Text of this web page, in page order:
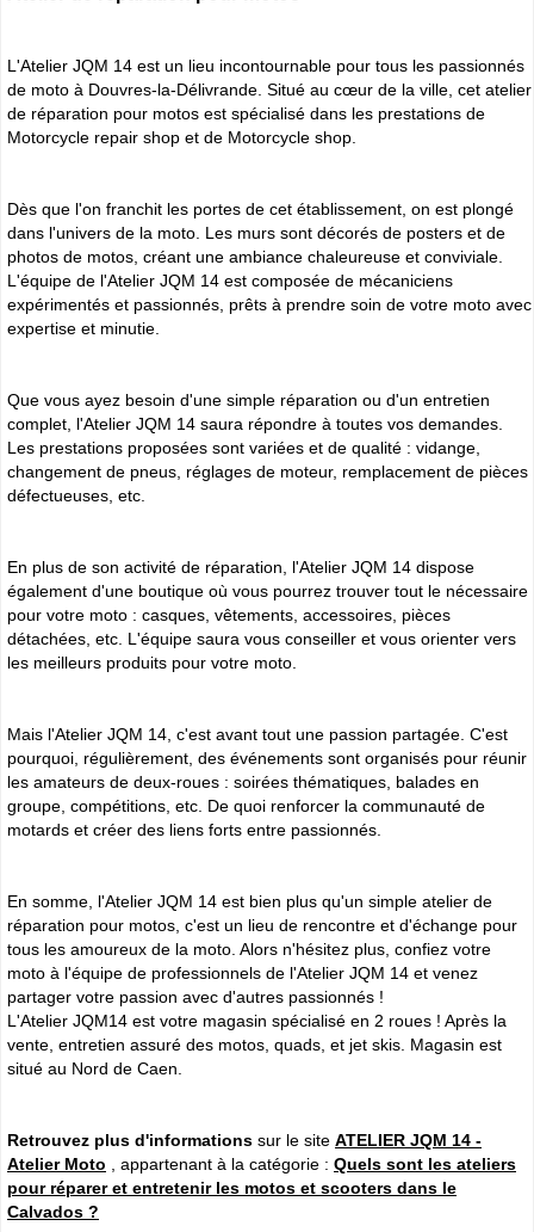
L'Atelier JQM 14 est un lieu incontournable pour tous les passionnés
de moto à Douvres-la-Délivrande. Situé au cœur de la ville, cet atelier
de réparation pour motos est spécialisé dans les prestations de
Motorcycle repair shop et de Motorcycle shop.
Dès que l'on franchit les portes de cet établissement, on est plongé
dans l'univers de la moto. Les murs sont décorés de posters et de
photos de motos, créant une ambiance chaleureuse et conviviale.
L'équipe de l'Atelier JQM 14 est composée de mécaniciens
expérimentés et passionnés, prêts à prendre soin de votre moto avec
expertise et minutie.
Que vous ayez besoin d'une simple réparation ou d'un entretien
complet, l'Atelier JQM 14 saura répondre à toutes vos demandes.
Les prestations proposées sont variées et de qualité : vidange,
changement de pneus, réglages de moteur, remplacement de pièces
défectueuses, etc.
En plus de son activité de réparation, l'Atelier JQM 14 dispose
également d'une boutique où vous pourrez trouver tout le nécessaire
pour votre moto : casques, vêtements, accessoires, pièces
détachées, etc. L'équipe saura vous conseiller et vous orienter vers
les meilleurs produits pour votre moto.
Mais l'Atelier JQM 14, c'est avant tout une passion partagée. C'est
pourquoi, régulièrement, des événements sont organisés pour réunir
les amateurs de deux-roues : soirées thématiques, balades en
groupe, compétitions, etc. De quoi renforcer la communauté de
motards et créer des liens forts entre passionnés.
En somme, l'Atelier JQM 14 est bien plus qu'un simple atelier de
réparation pour motos, c'est un lieu de rencontre et d'échange pour
tous les amoureux de la moto. Alors n'hésitez plus, confiez votre
moto à l'équipe de professionnels de l'Atelier JQM 14 et venez
partager votre passion avec d'autres passionnés !
L'Atelier JQM14 est votre magasin spécialisé en 2 roues ! Après la
vente, entretien assuré des motos, quads, et jet skis. Magasin est
situé au Nord de Caen.
Retrouvez plus d'informations sur le site ATELIER JQM 14 -
Atelier Moto , appartenant à la catégorie : Quels sont les ateliers
pour réparer et entretenir les motos et scooters dans le
Calvados ?